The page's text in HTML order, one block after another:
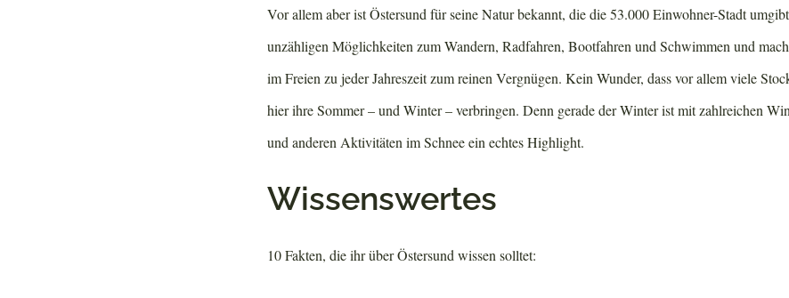
Vor allem aber ist Östersund für seine Natur bekannt, die die 53.000 Einwohner-Stadt
unzähligen Möglichkeiten zum Wandern, Radfahren, Bootfahren und Schwimmen und
im Freien zu jeder Jahreszeit zum reinen Vergnügen. Kein Wunder, dass vor allem viele
hier ihre Sommer – und Winter – verbringen. Denn gerade der Winter ist mit zahlreichen
und anderen Aktivitäten im Schnee ein echtes Highlight.
Wissenswertes
10 Fakten, die ihr über Östersund wissen solltet: